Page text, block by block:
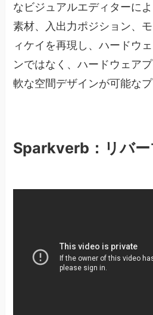
なビジュアルエディターに
素材、入出力ポジション、
ィケイを再現し、ハードウ
ンではなく、ハードウェア
軟な空間デザインが可能なプ
Sparkverb：リバ